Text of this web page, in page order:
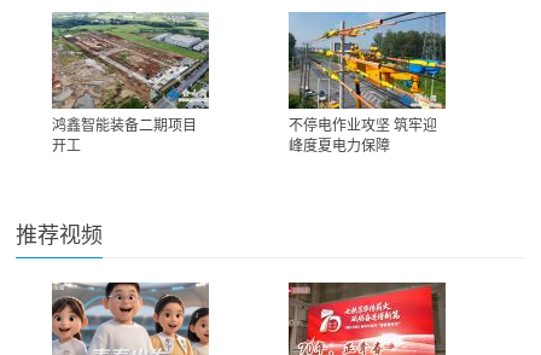
鸿鑫智能装备二期项目
开工
不停电作业攻坚 筑牢迎
峰度夏电力保障
推荐视频